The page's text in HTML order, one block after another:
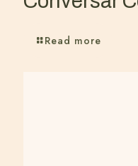
Read more